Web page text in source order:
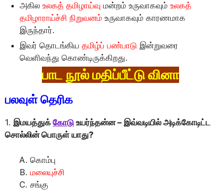
அகில உலகத் தமிழாய்வு மன்றம் உருவாகவும் உலகத்
தமிழாராய்ச்சி நிறுவனம் உருவாகவும் காரணமாக
இருந்தார்.
இவர் தொடங்கிய தமிழ்ப் பண்பாடு இன்றுவரை
வெளிவந்து கொண்டிருக்கிறது.
பாட நூல் மதிப்பீட்டு வினா
பலவுள் தெரிக
1. இமயத்துக் கோடு உயர்ந்தன்ன – இவ்வடியில் அடிக்கோடிட்ட
சொல்லின் பொருள் யாது?
கொம்பு
மலையுச்சி
சங்கு